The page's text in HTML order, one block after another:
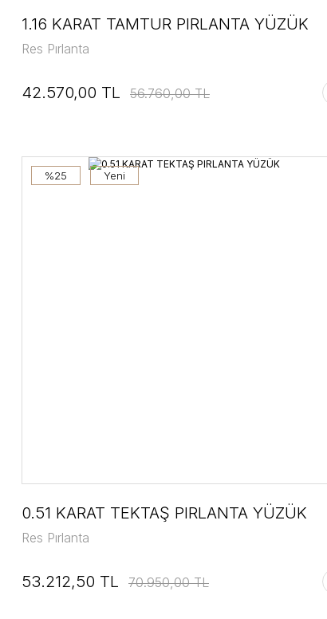
1.16 KARAT TAMTUR PIRLANTA YÜZÜK
Res Pırlanta
42.570,00 TL 56.760,00 TL
%25 Yeni
0.51 KARAT TEKTAŞ PIRLANTA YÜZÜK
Res Pırlanta
53.212,50 TL 70.950,00 TL